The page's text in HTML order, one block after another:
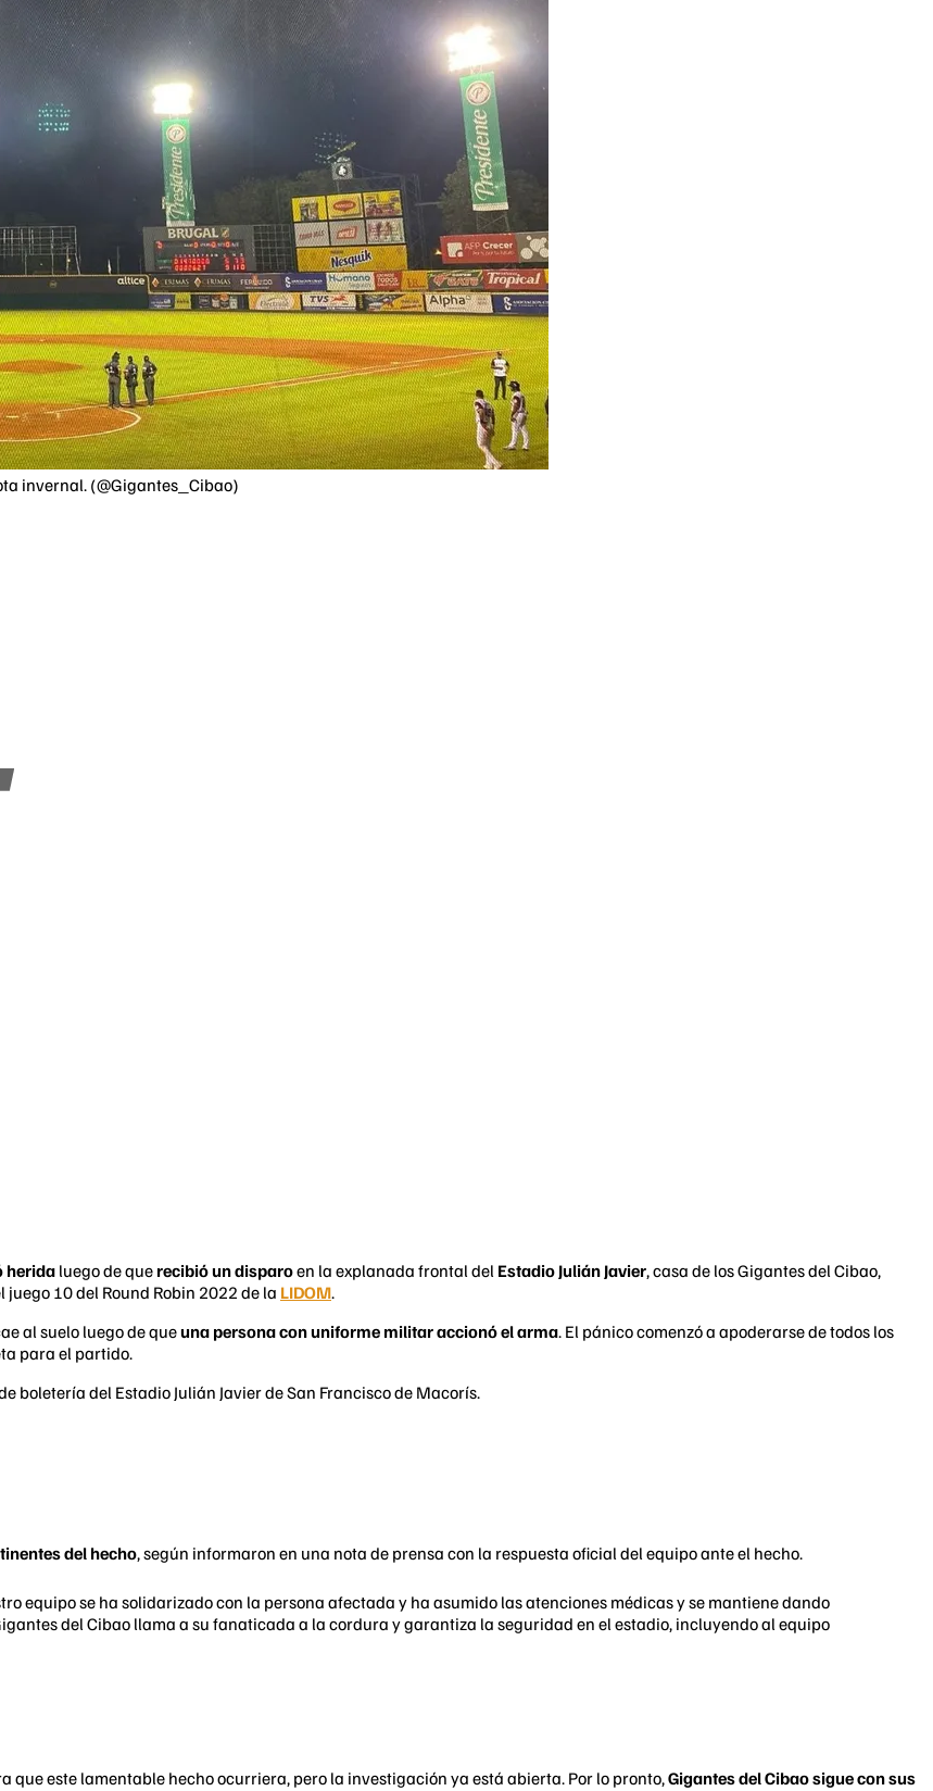
invernal. (@Gigantes_Cibao)
herida luego de que recibió un disparoen la explanada frontal del Estadio Julián Javier, casa de los Gigantes del Cibao,
10 del Round Robin 2022 de la LIDOM.
al suelo luego de queuna persona con uniforme militar accionó el arma. El pánico comenzó a apoderarse de todos los
para el partido.
boletería del Estadio Julián Javier de San Francisco de Macorís.
del hecho, según informaron en una nota de prensa con la respuesta oficial del equipo ante el hecho.
equipo se ha solidarizado con la persona afectada y ha asumido las atenciones médicas y se mantiene dando
del Cibao llama a su fanaticada a la cordura y garantiza la seguridad en el estadio, incluyendo al equipo
este lamentable hecho ocurriera, pero la investigación ya está abierta. Por lo pronto,Gigantes del Cibao sigue con sus